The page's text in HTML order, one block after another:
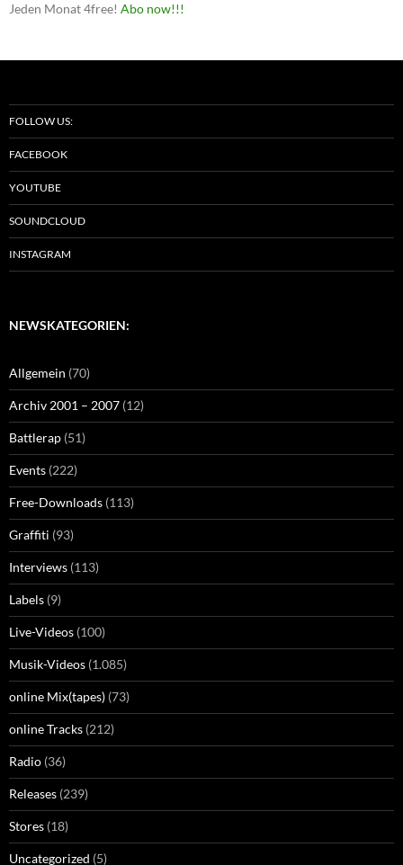
Jeden Monat 4free! Abo now!!!
FOLLOW US:
FACEBOOK
YOUTUBE
SOUNDCLOUD
INSTAGRAM
NEWSKATEGORIEN:
Allgemein (70)
Archiv 2001 – 2007 (12)
Battlerap (51)
Events (222)
Free-Downloads (113)
Graffiti (93)
Interviews (113)
Labels (9)
Live-Videos (100)
Musik-Videos (1.085)
online Mix(tapes) (73)
online Tracks (212)
Radio (36)
Releases (239)
Stores (18)
Uncategorized (5)